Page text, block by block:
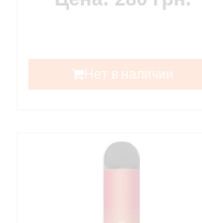
Нет в наличии